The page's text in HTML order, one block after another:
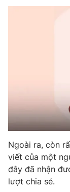
Sản phẩm
Photo
Video
VTV Money
Ngoài ra, còn
viết của một
đây đã nhận
lượt chia sẻ.